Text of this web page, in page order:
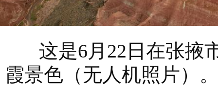
这是6月22日在张掖
霞景色（无人机照片）